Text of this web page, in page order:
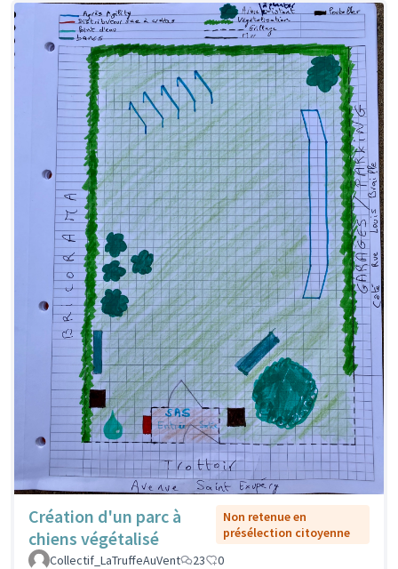
Création d'un parc à
chiens végétalisé
Non retenue en
présélection citoyenne
Collectif_LaTruffeAuVent
23 0